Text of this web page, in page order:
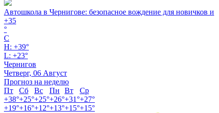
Автошкола в Чернигове: безопасное вождение для новичков и
+35
°
C
H: +39°
L: +23°
Чернигов
Четверг, 06 Август
Прогноз на неделю
Пт
Сб Вс Пн Вт
Ср
+38°+25°+25°+26°+31°+27°
+19°+16°+12°+13°+15°+15°